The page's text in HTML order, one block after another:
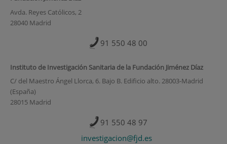
Avda. Reyes Católicos, 2
28040 Madrid
91 550 48 00
Instituto de Investigación Sanitaria de la Fundación Jiménez Díaz
C/ del Maestro Ángel Llorca, 6. Bajo B. Edificio alto. 28003-Madrid
(España)
28015 Madrid
91 550 48 97
investigacion@fjd.es